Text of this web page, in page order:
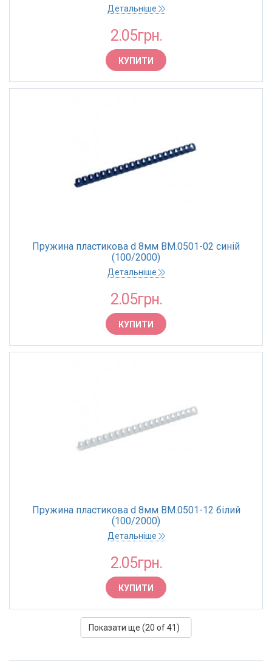
Детальніше
2.05грн.
КУПИТИ
Пружина пластикова d 8мм BM.0501-02 синій
(100/2000)
Детальніше
2.05грн.
КУПИТИ
Пружина пластикова d 8мм BM.0501-12 білий
(100/2000)
Детальніше
2.05грн.
КУПИТИ
Показати ще (20 of 41)